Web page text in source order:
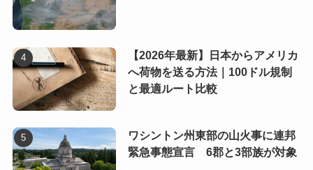
【2026年最新】日本からアメリカ
へ荷物を送る方法｜100ドル規制
と最適ルート比較
ワシントン州東部の山火事に連邦
緊急事態宣言 6郡と3部族が対象